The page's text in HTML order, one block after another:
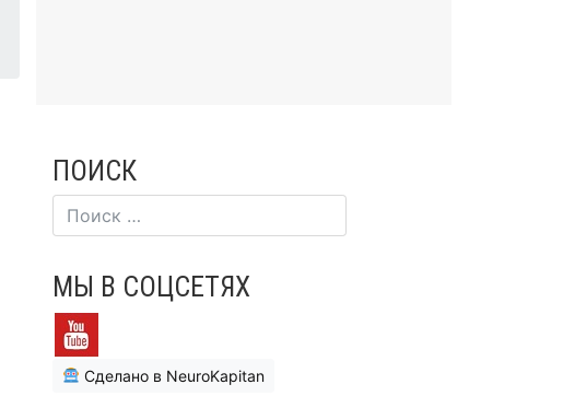
ПОИСК
МЫ В СОЦСЕТЯХ
Сделано в NeuroKapitan